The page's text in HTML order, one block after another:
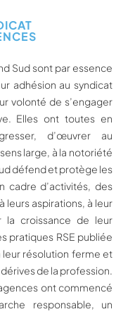
Sud sont par essence
adhésion au syndicat
volonté de s’engager
Elles ont toutes en
d’œuvrer au
large, à la notoriété
défend et protège les
cadre d’activités, des
leurs aspirations, à leur
la croissance de leur
pratiques RSE publiée
leur résolution ferme et
de la profession.
ont commencé
responsable, un